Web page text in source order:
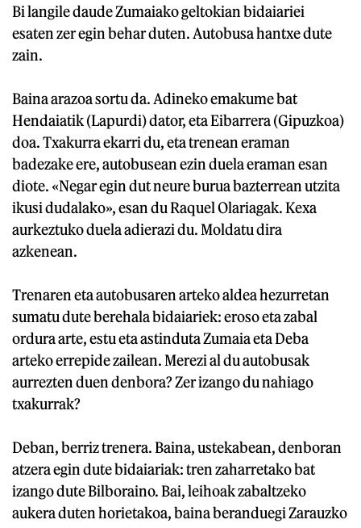
Bi langile daude Zumaiako geltokian bidaiariei
esaten zer egin behar duten. Autobusa hantxe dute
zain.
Baina arazoa sortu da. Adineko emakume bat
Hendaiatik (Lapurdi) dator, eta Eibarrera (Gipuzkoa)
doa. Txakurra ekarri du, eta trenean eraman
badezake ere, autobusean ezin duela eraman esan
diote. «Negar egin dut neure burua bazterrean utzita
ikusi dudalako», esan du Raquel Olariagak. Kexa
aurkeztuko duela adierazi du. Moldatu dira
azkenean.
Trenaren eta autobusaren arteko aldea hezurretan
sumatu dute berehala bidaiariek: eroso eta zabal
ordura arte, estu eta astinduta Zumaia eta Deba
arteko errepide zailean. Merezi al du autobusak
aurrezten duen denbora? Zer izango du nahiago
txakurrak?
Deban, berriz trenera. Baina, ustekabean, denboran
atzera egin dute bidaiariak: tren zaharretako bat
izango dute Bilboraino. Bai, leihoak zabaltzeko
aukera duten horietakoa, baina beranduegi Zarauzko